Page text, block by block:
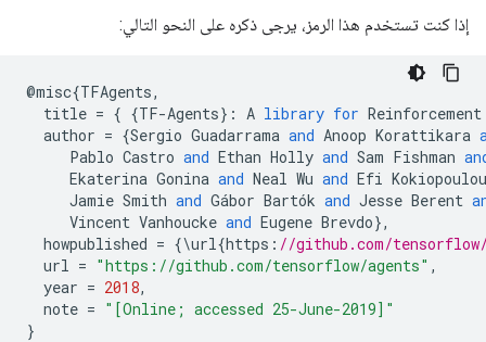
إذا كنت تستخدم هذا الرمز، يرجى ذكره على النحو التالي:
@misc{TFAgents,
title = { {TF-Agents}: A library for Reinforcement
author = {Sergio Guadarrama and Anoop Korattikara
Pablo Castro and Ethan Holly and Sam Fishman
Ekaterina Gonina and Neal Wu and Efi Kokiopoulou
Jamie Smith and Gábor Bartók and Jesse Berent
Vincent Vanhoucke and Eugene Brevdo},
howpublished = {\url{https : //github.com/
url = "https://github.com/tensorflow/agents" ,
year = 2018,
note = "[Online; accessed 25-June-2019]"
}